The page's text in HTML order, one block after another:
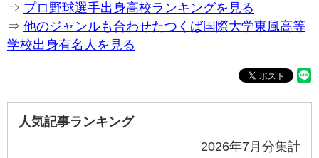
⇒ プロ野球選手出身高校ランキングを見る
⇒ 他のジャンルも合わせたつくば国際大学東風高等
学校出身有名人を見る
人気記事ランキング
2026年7月分集計